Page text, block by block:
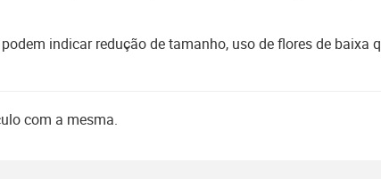
indicar redução de tamanho, uso de flores de baixa
com a mesma.